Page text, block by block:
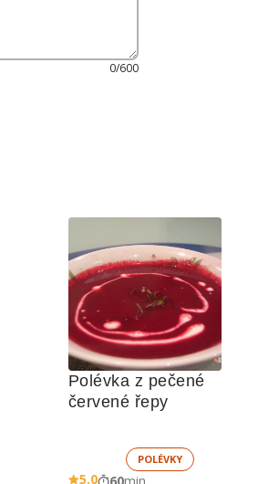
0/600
Polévka z pečené
červené řepy
POLÉVKY
5,0